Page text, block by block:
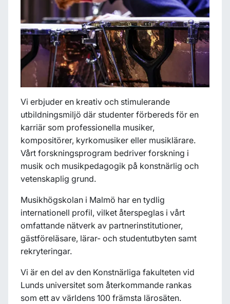
Vi erbjuder en kreativ och stimulerande
utbildningsmiljö där studenter förbereds för en
karriär som professionella musiker,
kompositörer, kyrkomusiker eller musiklärare.
Vårt forskningsprogram bedriver forskning i
musik och musikpedagogik på konstnärlig och
vetenskaplig grund.
Musikhögskolan i Malmö har en tydlig
internationell profil, vilket återspeglas i vårt
omfattande nätverk av partnerinstitutioner,
gästföreläsare, lärar- och studentutbyten samt
rekryteringar.
Vi är en del av den Konstnärliga fakulteten vid
Lunds universitet som återkommande rankas
som ett av världens 100 främsta lärosäten.